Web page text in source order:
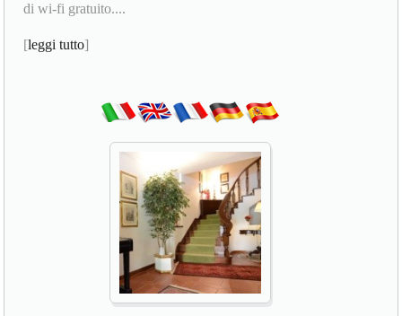
di wi-fi gratuito....
[leggi tutto]